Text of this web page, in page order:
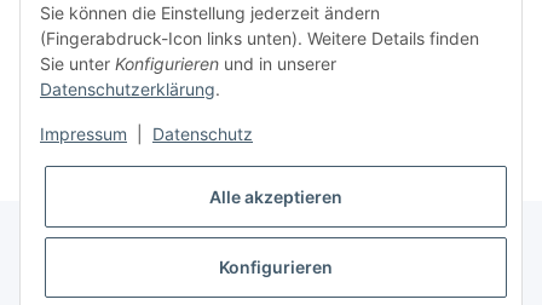
* Alle Preise inkl. gesetzlicher USt., zzgl.Versand
Sie können die Einstellung jederzeit ändern
(Fingerabdruck-Icon links unten). Weitere Details finden
Sie unter Konfigurieren und in unserer
Datenschutzerklärung.
Impressum Datenschutz
Alle akzeptieren
Konfigurieren